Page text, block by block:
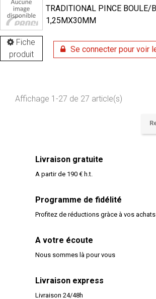
Fiche
produit
TRADITIONAL PINCE BOULE/
1,25MX30MM
Se connecter pour voir
Affichage 1-27 de 27 article(s)
Livraison gratuite
A partir de 190 € h.t.
Programme de fidélité
Profitez de réductions gràce à vos achats
A votre écoute
Nous sommes là pour vous
Livraison express
Livraison 24/48h